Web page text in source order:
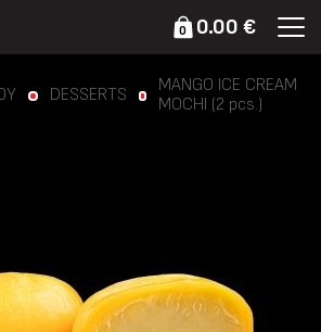
0 0.00 €
DESSERTS
MANGO ICE CREAM
MOCHI (2 pcs.)